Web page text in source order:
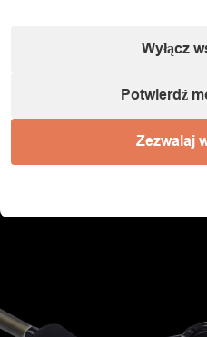
Wyłącz
Potwierdź
Zezwalaj